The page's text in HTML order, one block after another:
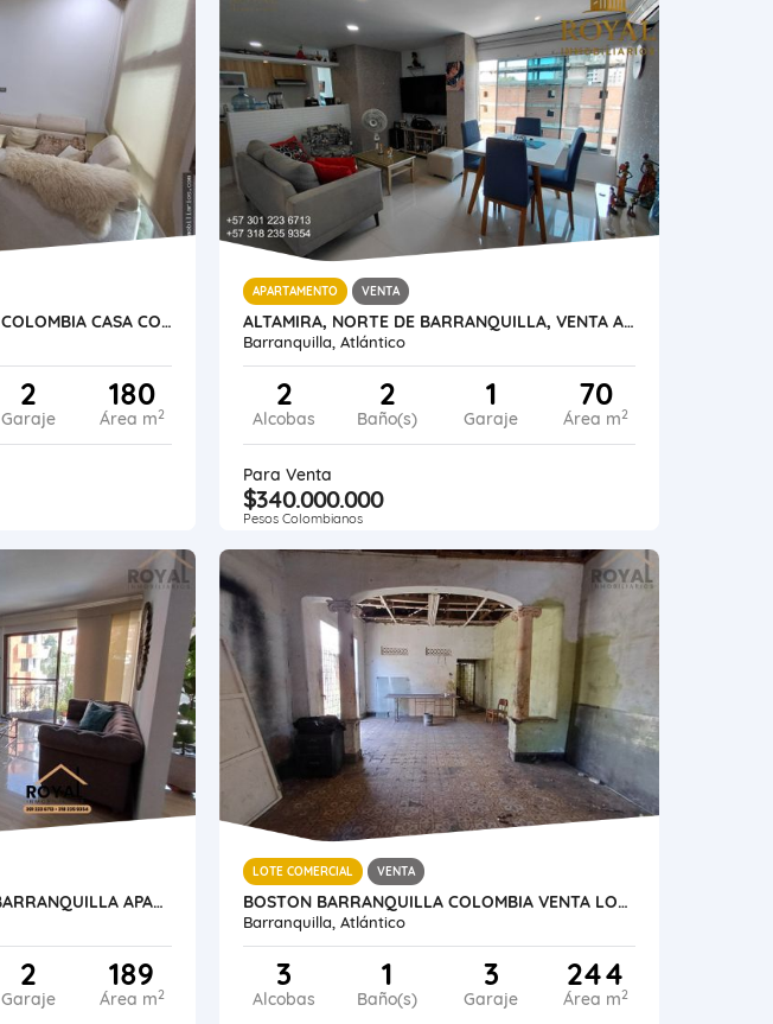
VILLA CAMPESTRE PUERTO COLOMBIA CASA CONJUNTO 180 M2 ESTRATO 5
2
Garaje
180
Área m2
APARTAMENTO VENTA
ALTAMIRA, NORTE DE BARRANQUILLA, VENTA APARTAMENTO 70 METROS
Barranquilla, Atlántico
2
Alcobas
2
Baño(s)
1
Garaje
70
Área m2
Para Venta
$340.000.000
Pesos Colombianos
ALTOS DEL LIMON NORTE BARRANQUILLA APARTAMENTO 189 M2 CERCA BUENAVISTA
2
Garaje
189
Área m2
LOTE COMERCIAL VENTA
BOSTON BARRANQUILLA COLOMBIA VENTA LOTE O CASA LOTE 384 M2
Barranquilla, Atlántico
3
Alcobas
1
Baño(s)
3
Garaje
244
Área m2